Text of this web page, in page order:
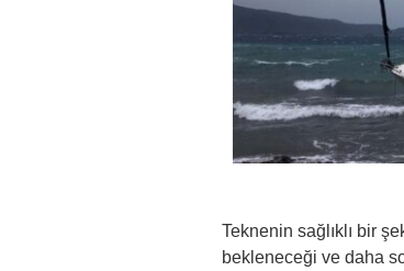
Teknenin sağlıklı bir
bekleneceği ve daha